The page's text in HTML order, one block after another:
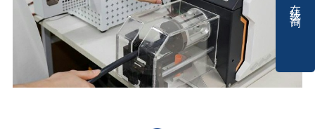
在线咨询